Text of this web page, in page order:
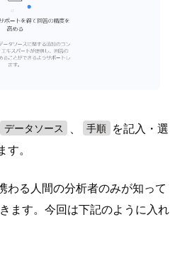
データソース 、 手順
を記入・選
す。
わる人間の分析者のみが知って
ます。今回は下記のように入れ